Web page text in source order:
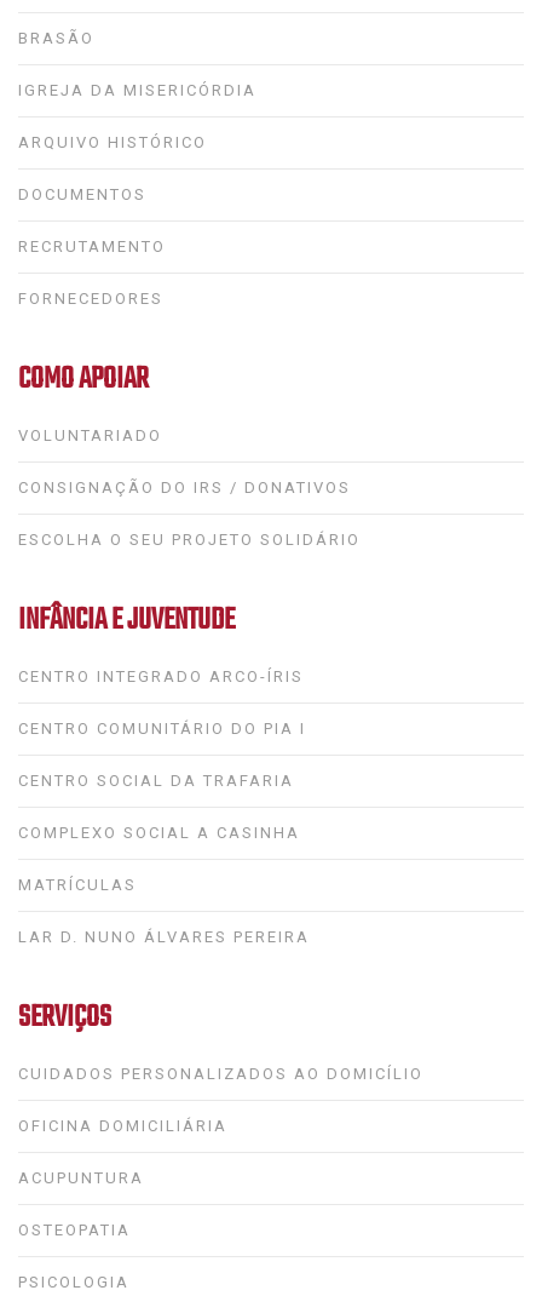
BRASÃO
IGREJA DA MISERICÓRDIA
ARQUIVO HISTÓRICO
DOCUMENTOS
RECRUTAMENTO
FORNECEDORES
COMO APOIAR
VOLUNTARIADO
CONSIGNAÇÃO DO IRS / DONATIVOS
ESCOLHA O SEU PROJETO SOLIDÁRIO
INFÂNCIA E JUVENTUDE
CENTRO INTEGRADO ARCO-ÍRIS
CENTRO COMUNITÁRIO DO PIA I
CENTRO SOCIAL DA TRAFARIA
COMPLEXO SOCIAL A CASINHA
MATRÍCULAS
LAR D. NUNO ÁLVARES PEREIRA
SERVIÇOS
CUIDADOS PERSONALIZADOS AO DOMICÍLIO
OFICINA DOMICILIÁRIA
ACUPUNTURA
OSTEOPATIA
PSICOLOGIA